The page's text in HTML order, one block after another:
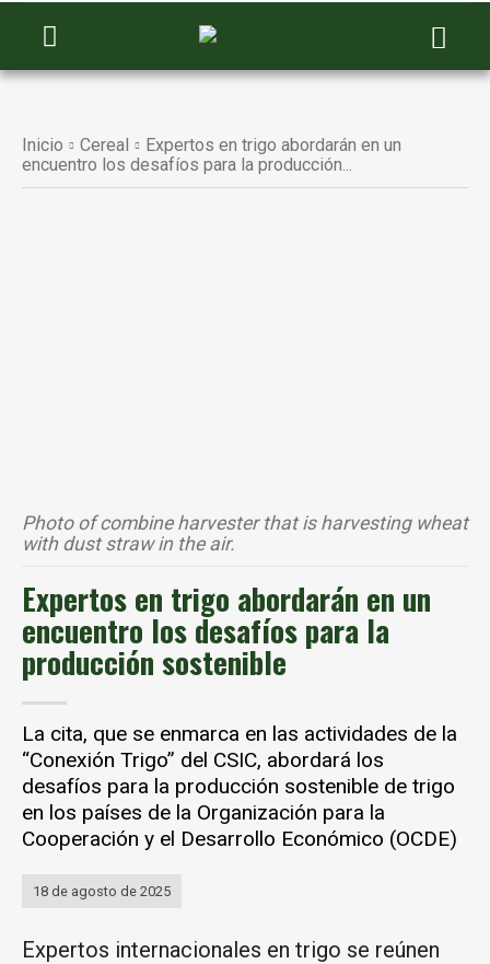
Inicio Cereal
Expertos en trigo abordarán en un
encuentro los desafíos para la producción...
Photo of combine harvester that is harvesting wheat
with dust straw in the air.
Expertos en trigo abordarán en un
encuentro los desafíos para la
producción sostenible
La cita, que se enmarca en las actividades de la
“Conexión Trigo” del CSIC, abordará los
desafíos para la producción sostenible de trigo
en los países de la Organización para la
Cooperación y el Desarrollo Económico (OCDE)
18 de agosto de 2025
Expertos internacionales en trigo se reúnen